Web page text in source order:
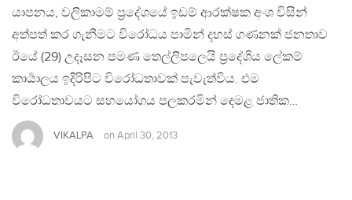
යාපනය, වලිකාමම් ප්‍රදේශයේ ඉඩම් ආරක්ෂක අංශ විසින්
අත්පත් කර ගැනීමට විරෝධය පාමින් දහස් ගණනක් ජනතාව
ඊයේ (29) උදෑසන පමණ තෙල්ලිපලෙයි ප්‍රදේශිය ලේකම්
කාර්‍යාලය ඉදිරිපිට විරෝධතාවක් පැවැත්විය. එම
විරෝධතාවයට සහයෝගය පලකරමින් දෙමළ ජාතික…
VIKALPA on April 30, 2013